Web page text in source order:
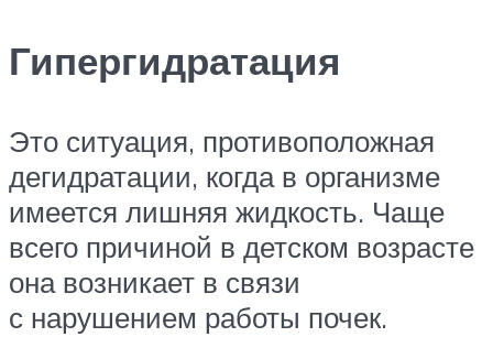
Гипергидратация
Это ситуация, противоположная
дегидратации, когда в организме
имеется лишняя жидкость. Чаще
всего причиной в детском возрасте
она возникает в связи
с нарушением работы почек.